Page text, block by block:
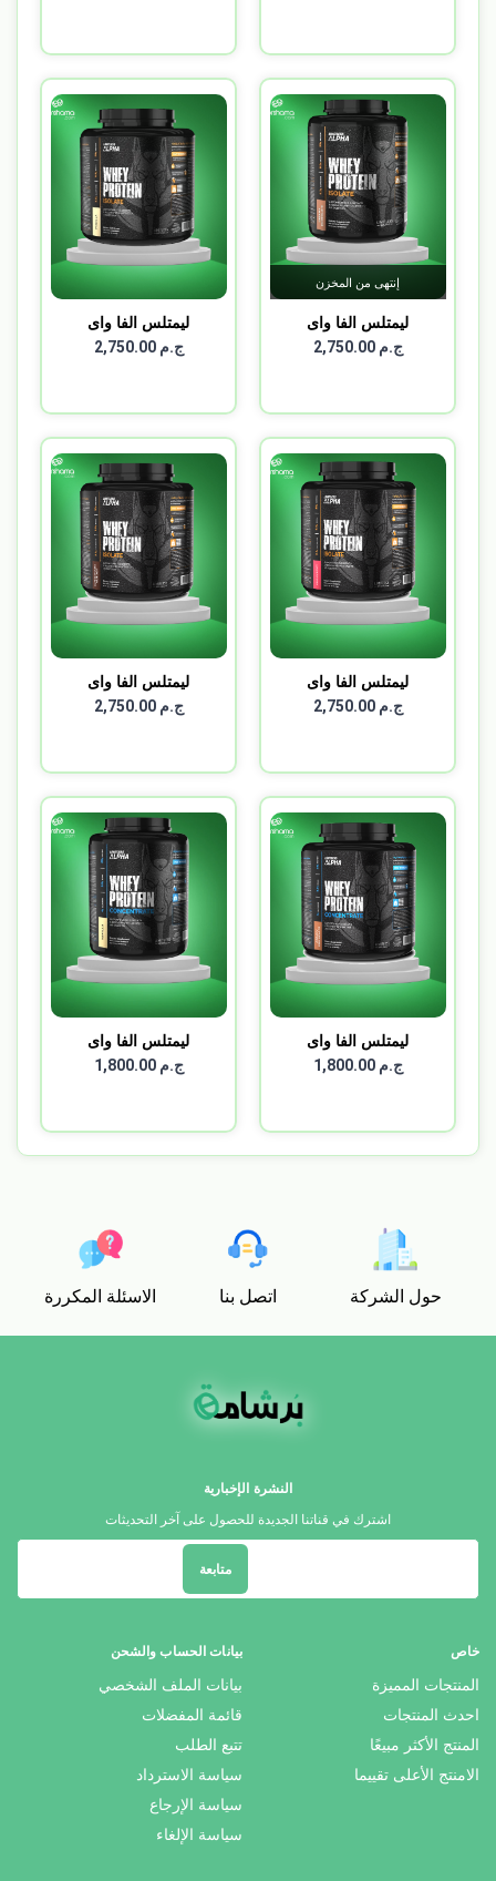
إنتهى من المخزن
ليمتلس الفا واى
بروتين...ج.م 2,750.00
ليمتلس الفا واى
بروتين...ج.م 2,750.00
ليمتلس الفا واى
بروتين...ج.م 2,750.00
ليمتلس الفا واى
بروتين...ج.م 2,750.00
ليمتلس الفا واى
بروتين...ج.م 1,800.00
ليمتلس الفا واى
بروتين...ج.م 1,800.00
حول الشركة اتصل بنا الاسئلة المكررة
خاص
المنتجات المميزة
احدث المنتجات
المنتج الأكثر مبيعًا
الامنتج الأعلى تقييما
بيانات الحساب والشحن
بيانات الملف الشخصي
قائمة المفضلات
تتبع الطلب
سياسة الاسترداد
سياسة الإرجاع
سياسة الإلغاء
النشرة الإخبارية
اشترك في قناتنا الجديدة للحصول على آخر التحديثات
متابعة